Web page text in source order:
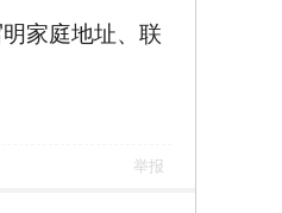
家庭地址、联
举报